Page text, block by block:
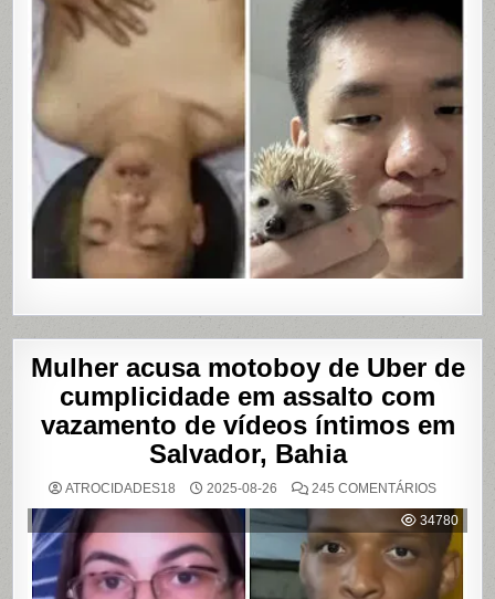
Mulher acusa motoboy de Uber de
cumplicidade em assalto com
vazamento de vídeos íntimos em
Salvador, Bahia
ATROCIDADES18 2025-08-26 245 COMENTÁRIOSEM
ACUSA
DE
UBER
DE
EM
34780